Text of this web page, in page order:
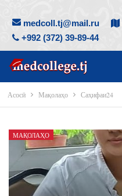
medcoll.tj@mail.ru
+992 (372) 39-89-44
Асосӣ Мақолаҳо Саҳифаи24
МАҚОЛАҲО